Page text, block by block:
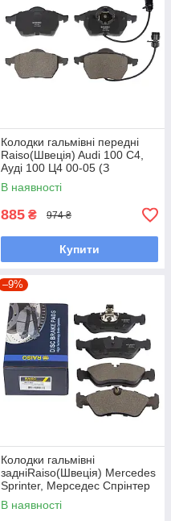
Колодки гальмівні передні
Raiso(Швеція) Audi 100 C4,
Ауді 100 Ц4 00-05 (З
Датчиком) #RP1049
UARMLYD7
В наявності
885 ₴ 974 ₴
Купити
–9%
Колодки гальмівні
задніRaiso(Швеція) Mercedes
Sprinter, Мерседес Спрінтер
95-06 #RP1263 UAMVTJM7
В наявності